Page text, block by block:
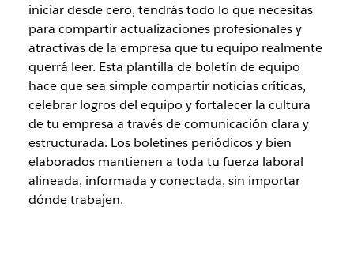
iniciar desde cero, tendrás todo lo que necesitas
para compartir actualizaciones profesionales y
atractivas de la empresa que tu equipo realmente
querrá leer. Esta plantilla de boletín de equipo
hace que sea simple compartir noticias críticas,
celebrar logros del equipo y fortalecer la cultura
de tu empresa a través de comunicación clara y
estructurada. Los boletines periódicos y bien
elaborados mantienen a toda tu fuerza laboral
alineada, informada y conectada, sin importar
dónde trabajen.